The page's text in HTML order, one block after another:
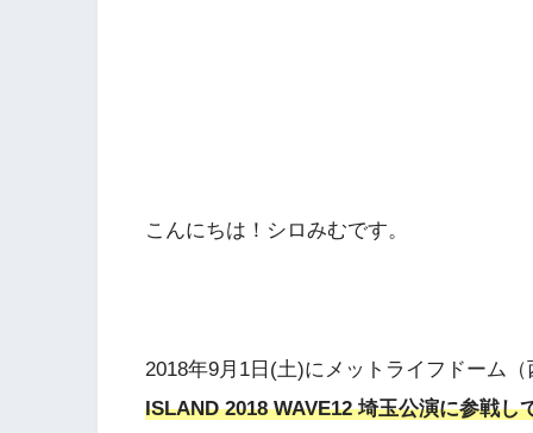
こんにちは！シロみむです。
2018年9月1日(土)にメットライフドーム
ISLAND 2018 WAVE12 埼玉公演に参戦し